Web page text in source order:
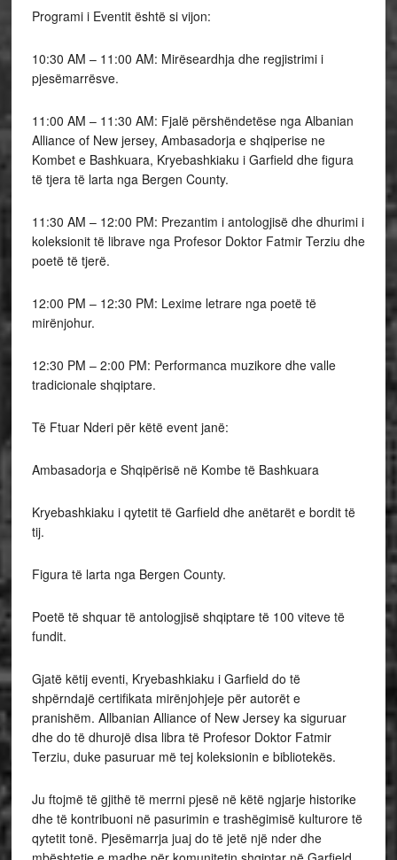
Programi i Eventit është si vijon:
10:30 AM – 11:00 AM: Mirëseardhja dhe regjistrimi i
pjesëmarrësve.
11:00 AM – 11:30 AM: Fjalë përshëndetëse nga Albanian
Alliance of New jersey, Ambasadorja e shqiperise ne
Kombet e Bashkuara, Kryebashkiaku i Garfield dhe figura
të tjera të larta nga Bergen County.
11:30 AM – 12:00 PM: Prezantim i antologjisë dhe dhurimi i
koleksionit të librave nga Profesor Doktor Fatmir Terziu dhe
poetë të tjerë.
12:00 PM – 12:30 PM: Lexime letrare nga poetë të
mirënjohur.
12:30 PM – 2:00 PM: Performanca muzikore dhe valle
tradicionale shqiptare.
Të Ftuar Nderi për këtë event janë:
Ambasadorja e Shqipërisë në Kombe të Bashkuara
Kryebashkiaku i qytetit të Garfield dhe anëtarët e bordit të
tij.
Figura të larta nga Bergen County.
Poetë të shquar të antologjisë shqiptare të 100 viteve të
fundit.
Gjatë këtij eventi, Kryebashkiaku i Garfield do të
shpërndajë certifikata mirënjohjeje për autorët e
pranishëm. Allbanian Alliance of New Jersey ka siguruar
dhe do të dhurojë disa libra të Profesor Doktor Fatmir
Terziu, duke pasuruar më tej koleksionin e bibliotekës.
Ju ftojmë të gjithë të merrni pjesë në këtë ngjarje historike
dhe të kontribuoni në pasurimin e trashëgimisë kulturore të
qytetit tonë. Pjesëmarrja juaj do të jetë një nder dhe